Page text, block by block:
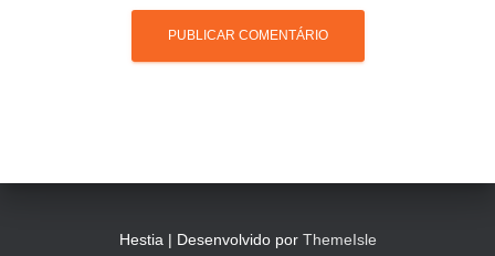
Hestia | Desenvolvido por ThemeIsle